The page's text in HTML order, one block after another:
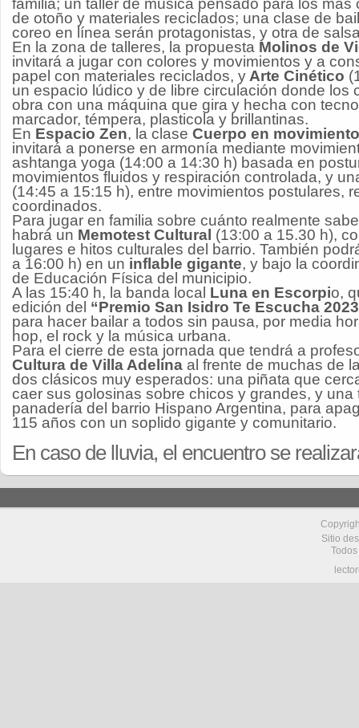
familia; un taller de música pensado para los más
de otoño y materiales reciclados; una clase de
coreo en línea serán protagonistas, y otra de
En la zona de talleres, la propuesta Molinos de
invitará a jugar con colores y movimientos y a
papel con materiales reciclados, y Arte Cinético
un espacio lúdico y de libre circulación donde los
obra con una máquina que gira y hecha con
marcador, témpera, plasticola y brillantinas.
En Espacio Zen, la clase Cuerpo en movimiento
invitará a ponerse en armonía mediante
ashtanga yoga (14:00 a 14:30 h) basada en
movimientos fluidos y respiración controlada, y
(14:45 a 15:15 h), entre movimientos postulares,
coordinados.
Para jugar en familia sobre cuánto realmente
habrá un Memotest Cultural (13:00 a 15.30 h),
lugares e hitos culturales del barrio. También
a 16:00 h) en un inflable gigante, y bajo la
de Educación Física del municipio.
A las 15:40 h, la banda local Luna en Escorpio,
edición del “Premio San Isidro Te Escucha
para hacer bailar a todos sin pausa, por media
hop, el rock y la música urbana.
Para el cierre de esta jornada que tendrá a
Cultura de Villa Adelina al frente de muchas de
dos clásicos muy esperados: una piñata que
caer sus golosinas sobre chicos y grandes, y una
panadería del barrio Hispano Argentina, para
115 años con un soplido gigante y comunitario.
En caso de lluvia, el encuentro se
Sitio